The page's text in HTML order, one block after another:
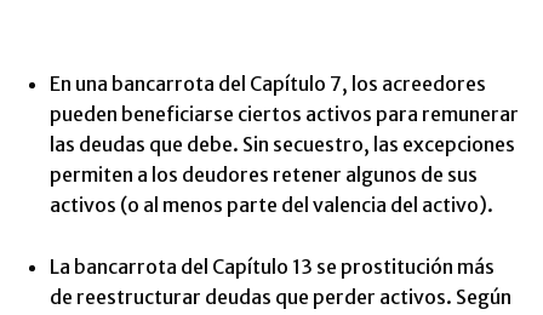
En una bancarrota del Capítulo 7, los acreedores
pueden beneficiarse ciertos activos para remunerar
las deudas que debe. Sin secuestro, las excepciones
permiten a los deudores retener algunos de sus
activos (o al menos parte del valencia del activo).
La bancarrota del Capítulo 13 se prostitución más
de reestructurar deudas que perder activos. Según